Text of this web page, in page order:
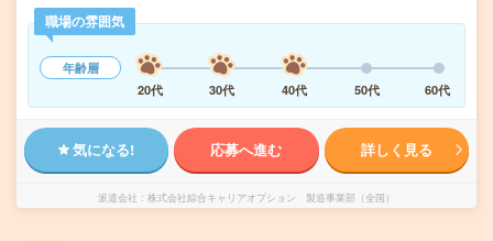
職場の雰囲気
年齢層
20代
30代 40代 50代 60代
気になる! 応募へ進む 詳しく見る
派遣会社 株式会社綜合キャリアオプション 製造事業部（全国）